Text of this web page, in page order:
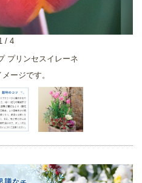
プリンセスイレーネ
ージです。
/ 4